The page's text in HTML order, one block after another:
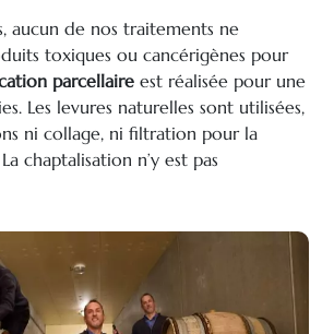
aucun de nos traitements ne
toxiques ou cancérigènes pour
parcellaire est réalisée pour une
Les levures naturelles sont utilisées,
ni collage, ni filtration pour la
chaptalisation n’y est pas